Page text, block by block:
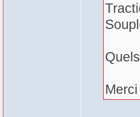
Merci